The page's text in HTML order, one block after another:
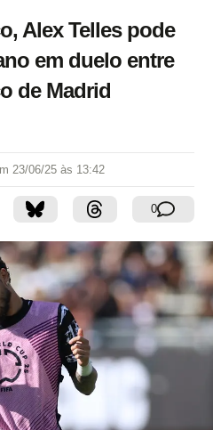
Alex Telles pode
em duelo entre
de Madrid
23/06/25 às 13:42
0